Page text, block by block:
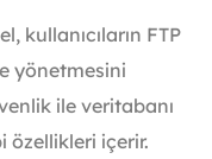
kullanıcıların FTP
yönetmesini
ile veritabanı
özellikleri içerir.